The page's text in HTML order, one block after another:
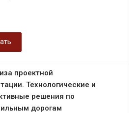
проектной
Технологические и
решения по
дорогам